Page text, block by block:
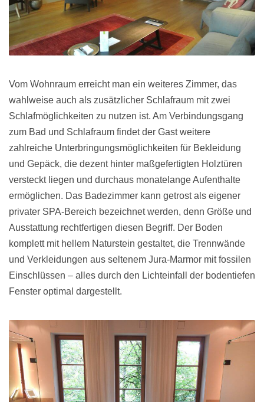
Vom Wohnraum erreicht man ein weiteres Zimmer, das
wahlweise auch als zusätzlicher Schlafraum mit zwei
Schlafmöglichkeiten zu nutzen ist. Am Verbindungsgang
zum Bad und Schlafraum findet der Gast weitere
zahlreiche Unterbringungsmöglichkeiten für Bekleidung
und Gepäck, die dezent hinter maßgefertigten Holztüren
versteckt liegen und durchaus monatelange Aufenthalte
ermöglichen. Das Badezimmer kann getrost als eigener
privater SPA-Bereich bezeichnet werden, denn Größe und
Ausstattung rechtfertigen diesen Begriff. Der Boden
komplett mit hellem Naturstein gestaltet, die Trennwände
und Verkleidungen aus seltenem Jura-Marmor mit fossilen
Einschlüssen – alles durch den Lichteinfall der bodentiefen
Fenster optimal dargestellt.